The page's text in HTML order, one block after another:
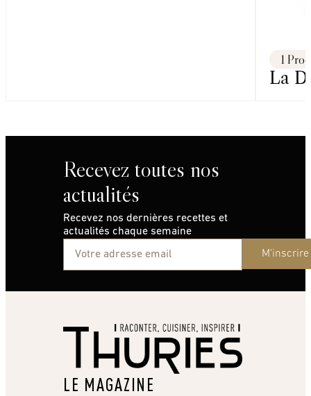
1
La
Recevez toutes nos
actualités
Recevez nos dernières recettes et
actualités chaque semaine
M'inscrire
LE MAGAZINE